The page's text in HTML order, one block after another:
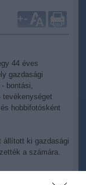
+-
44 éves
gazdasági
bontási,
hobbifotósként
állított ki gazdasági
a számára.
azonban a